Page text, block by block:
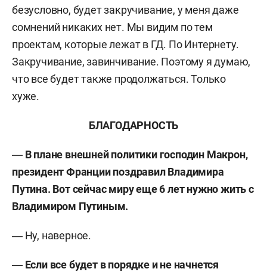
безусловно, будет закручивание, у меня даже
сомнений никаких нет. Мы видим по тем
проектам, которые лежат в ГД. По Интернету.
Закручивание, завинчивание. Поэтому я думаю,
что все будет также продолжаться. Только
хуже.
БЛАГОДАРНОСТЬ
― В плане внешней политики господин Макрон,
президент Франции поздравил Владимира
Путина. Вот сейчас миру еще 6 лет нужно жить с
Владимиром Путиным.
― Ну, наверное.
― Если все будет в порядке и не начнется